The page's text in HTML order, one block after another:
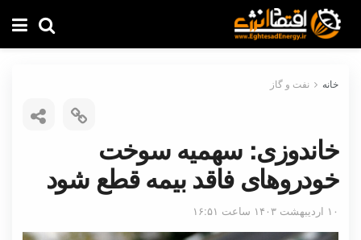
خانه نفت و گاز
خاندوزی: سهمیه سوخت
خودروهای فاقد بیمه قطع شود
۱۰ اردیبهشت ۱۴۰۳ ساعت ۱۶:۵۱